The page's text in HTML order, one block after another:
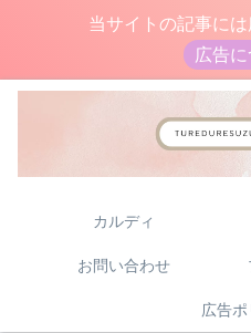
当サイトの記事には
広告
カルディ
お問い合わせ
広告